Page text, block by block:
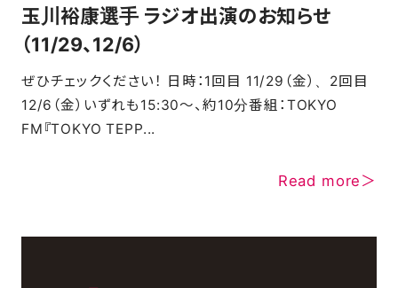
玉川裕康選手 ラジオ出演のお知らせ
（11/29、12/6）
ぜひチェックください！ 日時：1回目 11/29（金）、2回目
12/6（金）いずれも15:30〜、約10分番組：TOKYO
FM『TOKYO TEPP...
Read more＞